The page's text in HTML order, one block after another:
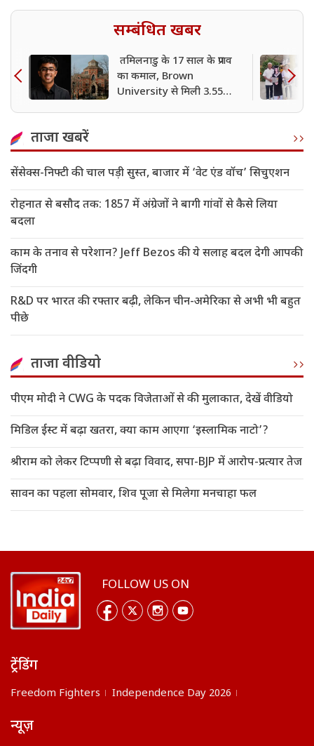
सम्बंधित खबर
तमिलनाडु के 17 साल के प्रणव
का कमाल, Brown
University से मिली 3.55
ताजा खबरें
सेंसेक्स-निफ्टी की चाल पड़ी सुस्त, बाजार में ‘वेट एंड वॉच’ सिचुएशन
रोहनात से बसौद तक: 1857 में अंग्रेजों ने बागी गांवों से कैसे लिया
बदला
काम के तनाव से परेशान? Jeff Bezos की ये सलाह बदल देगी आपकी
जिंदगी
R&D पर भारत की रफ्तार बढ़ी, लेकिन चीन-अमेरिका से अभी भी बहुत
पीछे
ताजा वीडियो
पीएम मोदी ने CWG के पदक विजेताओं से की मुलाकात, देखें वीडियो
मिडिल ईस्ट में बढ़ा खतरा, क्या काम आएगा ‘इस्लामिक नाटो’?
श्रीराम को लेकर टिप्पणी से बढ़ा विवाद, सपा-BJP में आरोप-प्रत्यार तेज
सावन का पहला सोमवार, शिव पूजा से मिलेगा मनचाहा फल
FOLLOW US ON
ट्रेंडिंग
Freedom Fighters Independence Day 2026
न्यूज़